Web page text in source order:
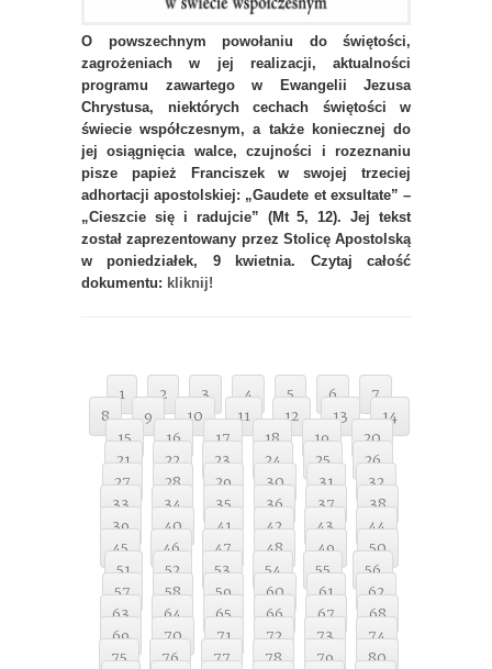
O powszechnym powołaniu do świętości,
zagrożeniach w jej realizacji, aktualności
programu zawartego w Ewangelii Jezusa
Chrystusa, niektórych cechach świętości w
świecie współczesnym, a także koniecznej do
jej osiągnięcia walce, czujności i rozeznaniu
pisze papież Franciszek w swojej trzeciej
adhortacji apostolskiej: „Gaudete et exsultate” –
„Cieszcie się i radujcie” (Mt 5, 12). Jej tekst
został zaprezentowany przez Stolicę Apostolską
w poniedziałek, 9 kwietnia. Czytaj całość
dokumentu: kliknij!
1 2 3 4 5 6
7
8
9 10 11 12 13
14
15
16 17 18 19
20
21
22 23 24 25
26
27
28 29 30 31
32
33
34 35 36 37
38
39
40 41 42 43
44
45
46 47 48 49
50
51
52 53 54 55
56
57
58 59 60 61
62
63
64 65 66 67
68
69
70 71 72 73
74
75
76 77 78 79
80